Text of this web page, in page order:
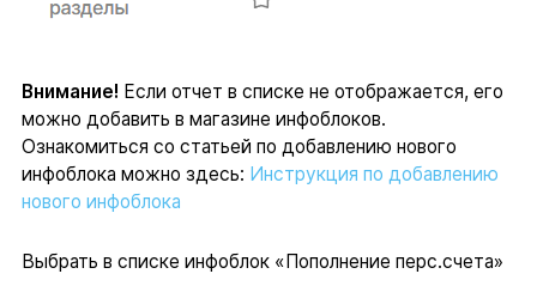
Внимание! Если отчет в списке не отображается, его
можно добавить в магазине инфоблоков.
Ознакомиться со статьей по добавлению нового
инфоблока можно здесь: Инструкция по добавлению
нового инфоблока
Выбрать в списке инфоблок «Пополнение перс.счета»